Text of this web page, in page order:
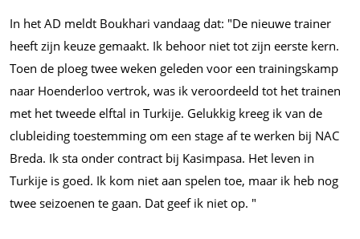
In het AD meldt Boukhari vandaag dat: "De nieuwe trainer
heeft zijn keuze gemaakt. Ik behoor niet tot zijn eerste kern.
Toen de ploeg twee weken geleden voor een trainingskamp
naar Hoenderloo vertrok, was ik veroordeeld tot het trainen
met het tweede elftal in Turkije. Gelukkig kreeg ik van de
clubleiding toestemming om een stage af te werken bij NAC
Breda. Ik sta onder contract bij Kasimpasa. Het leven in
Turkije is goed. Ik kom niet aan spelen toe, maar ik heb nog
twee seizoenen te gaan. Dat geef ik niet op. "